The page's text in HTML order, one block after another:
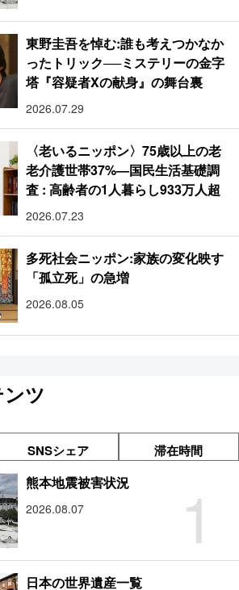
東野圭吾を悼む:誰も考えつかなか
ったトリック──ミステリーの金字
塔『容疑者Xの献身』の舞台裏
2026.07.29
〈老いるニッポン〉75歳以上の老
老介護世帯37%―国民生活基礎調
査 : 高齢者の1人暮らし933万人超
2026.07.23
多死社会ニッポン:家族の変化映す
「孤立死」の急増
2026.08.05
ツ
SNSシェア 滞在時間
1
熊本地震被害状況
2026.08.07
日本の世界遺産一覧